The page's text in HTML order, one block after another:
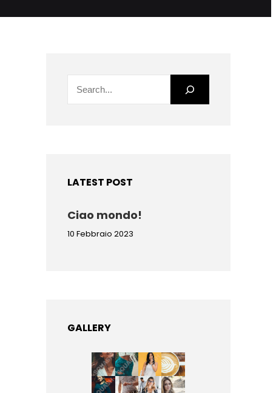
LATEST POST
Ciao mondo!
10 Febbraio 2023
GALLERY